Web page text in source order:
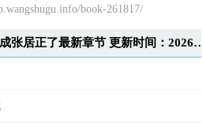
book-261817/
大明：摆烂的我把魏忠贤逼成张居正了最新章节